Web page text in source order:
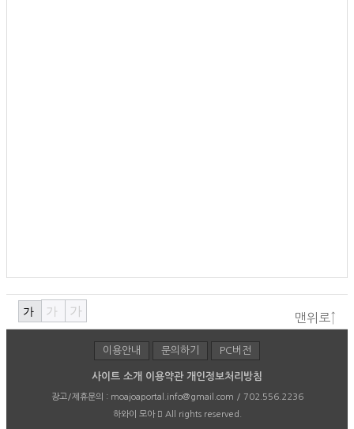
맨위로↑
가 가 가
이용안내 문의하기 PC버전
사이트 소개 이용약관 개인정보처리방침
광고/제휴문의 : moajoaportal.info@gmail.com / 702.556.2236
하와이 모아
All rights reserved.